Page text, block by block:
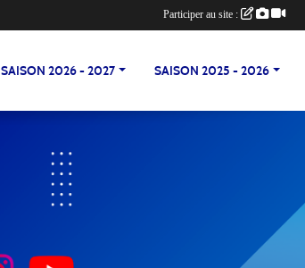
SAISON 2026 - 2027 SAISON 2025 - 2026
Participer au site :